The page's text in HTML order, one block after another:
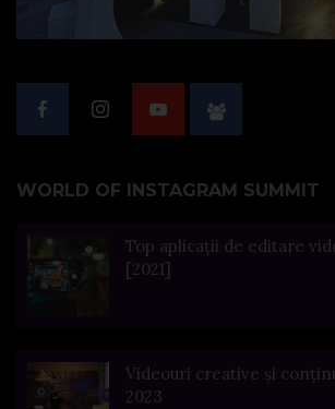
WORLD OF INSTAGRAM SUMMIT
Top aplicații de editare
[2021]
Videouri creative și
2023